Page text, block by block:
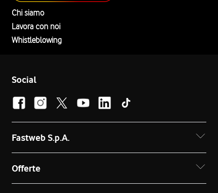
Chi siamo
Lavora con noi
Whistleblowing
Social
Fastweb S.p.A.
Offerte